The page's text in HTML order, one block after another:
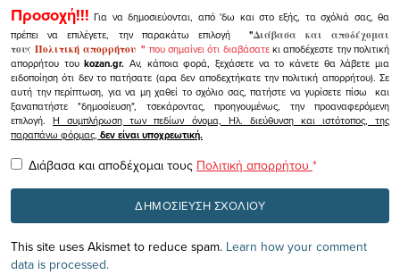
Προσοχή!!! Για να δημοσιεύονται, από 'δω και στο εξής, τα σχόλιά σας, θα
πρέπει να επιλέγετε, την παρακάτω επιλογή
"Διάβασα και αποδέχομαι
τουςΠολιτική απορρήτου" που σημαίνει ότι διαβάσατεκι αποδέχεστε την πολιτική
απορρήτου τουkozan.gr. Αν, κάποια φορά, ξεχάσετε να το κάνετε θα λάβετε μια
ειδοποίηση ότι δεν το πατήσατε (αρα δεν αποδεχτήκατε την πολιτική απορρήτου). Σε
αυτή την περίπτωση, για να μη χαθεί το σχόλιο σας, πατήστε να γυρίσετε πίσω και
ξαναπατήστε "δημοσίευση", τσεκάροντας, προηγουμένως, την προαναφερόμενη
επιλογή.Η συμπλήρωση των πεδίων όνομα, Ηλ. διεύθυνση και ιστότοπος, της
παραπάνω φόρμας, δεν είναι υποχρεωτική.
Διάβασα και αποδέχομαι τους Πολιτική απορρήτου *
This site uses Akismet to reduce spam. Learn how your comment
data is processed.